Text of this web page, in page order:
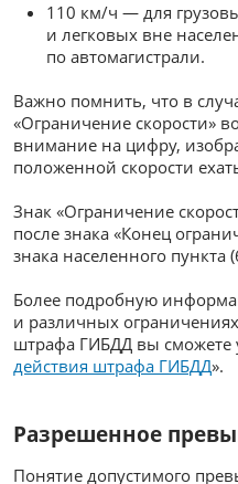
110 км/ч — для
и легковых вне
по автомагистрали.
Важно помнить, что в
«Ограничение скорости»
внимание на цифру,
положенной скорости
Знак «Ограничение
после знака «Конец
знака населенного пункта
Более подробную
и различных
штрафа ГИБДД вы сможете
действия штрафа ГИБДД».
Разрешенное
Понятие допустимого